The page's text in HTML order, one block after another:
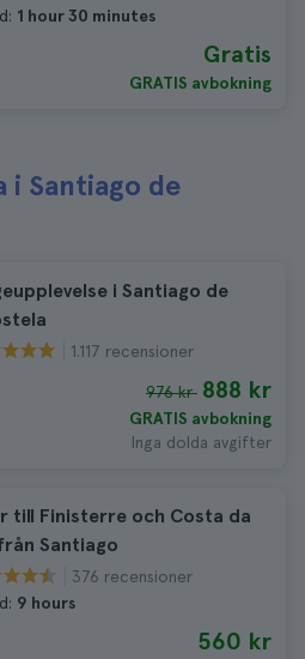
1 hour 30 minutes
Gratis
GRATIS avbokning
i Santiago de
i Santiago de
1.117 recensioner
976 kr 888 kr
GRATIS avbokning
Inga dolda avgifter
till Finisterre och Costa da
Santiago
376 recensioner
9 hours
560 kr